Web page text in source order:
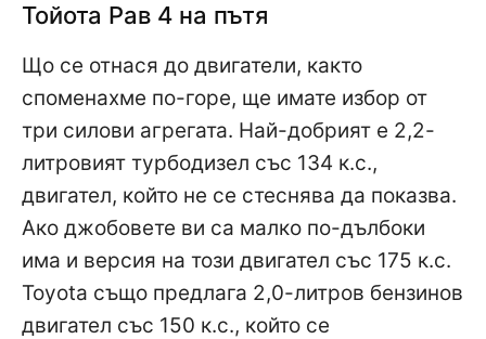
Тойота Рав 4 на пътя
Що се отнася до двигатели, както
споменахме по-горе, ще имате избор от
три силови агрегата. Най-добрият е 2,2-
литровият турбодизел със 134 к.с.,
двигател, който не се стеснява да показва.
Ако джобовете ви са малко по-дълбоки
има и версия на този двигател със 175 к.с.
Toyota също предлага 2,0-литров бензинов
двигател със 150 к.с., който се